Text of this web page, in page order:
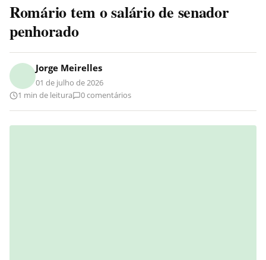
Romário tem o salário de senador
penhorado
Jorge Meirelles
01 de julho de 2026
1 min de leitura
0 comentários